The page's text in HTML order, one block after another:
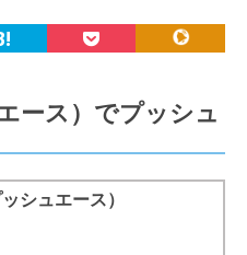
ース）でプッシュ
シュエース）